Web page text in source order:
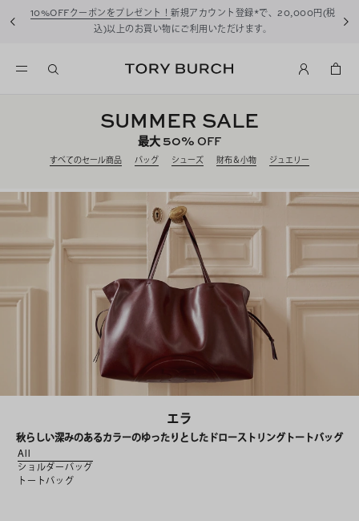
10%OFFクーポンをプレゼント！ 新規アカウント登録*で、20,000円(税
込)以上のお買い物にご利用いただけます。
SUMMER SALE
最大50% OFF
すべてのセール商品 バッグ シューズ 財布＆小物 ジュエリー
エラ
秋らしい深みのあるカラーのゆったりとしたドローストリングトートバッグ
All
ショルダーバッグ
トートバッグ